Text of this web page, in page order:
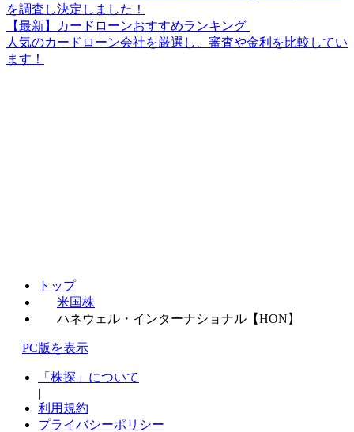
を調査し決定しました！
【最新】カードローンおすすめランキング
人気のカードローン会社を厳選し、審査や金利を比較してい
ます！
トップ
米国株
ハネウェル・インターナショナル【HON】
PC版を表示
「株探」について
|
利用規約
プライバシーポリシー